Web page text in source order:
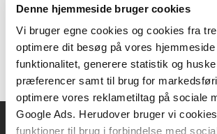
Denne hjemmeside bruger cookies
Vi bruger egne cookies og cookies fra
optimere dit besøg på vores
funktionalitet, generere statistik og
præferencer samt til brug for
optimere vores reklametiltag på sociale
Google Ads. Herudover bruger vi
funktioner til brug i forbindelse med
449,95 KR.